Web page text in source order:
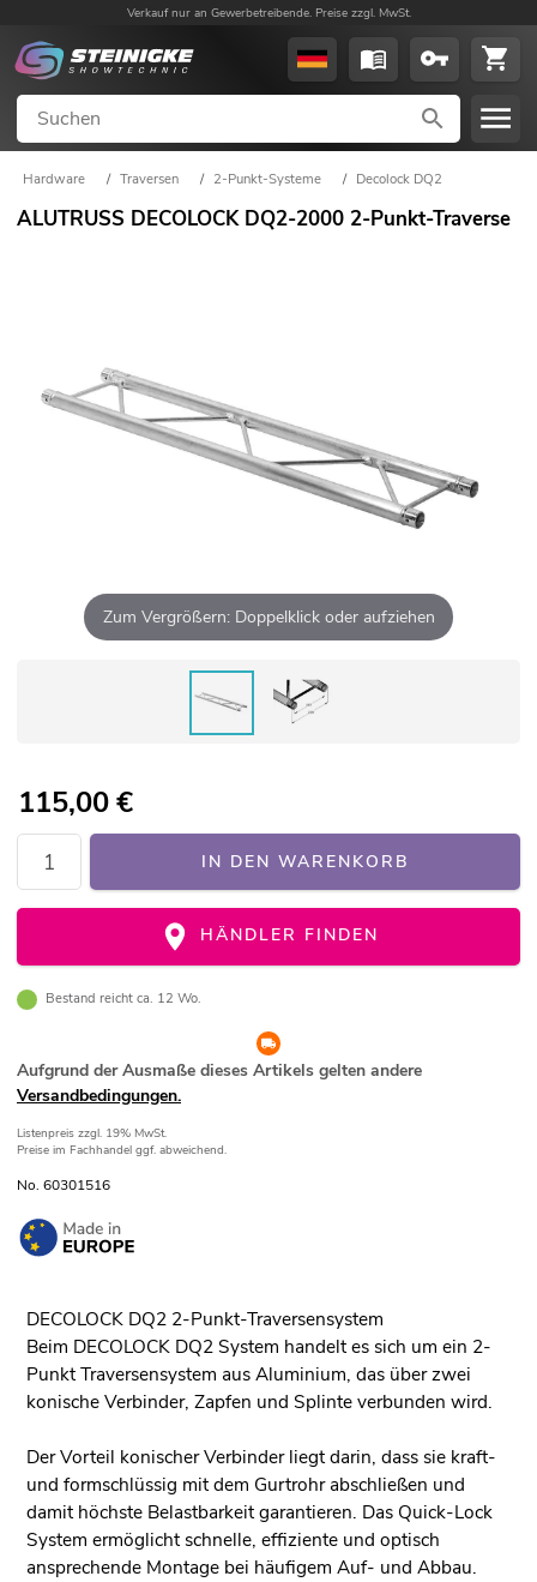
Verkauf nur an Gewerbetreibende. Preise zzgl. MwSt.
Hardware / Traversen / 2-Punkt-Systeme / Decolock DQ2
ALUTRUSS DECOLOCK DQ2-2000 2-Punkt-Traverse
Zum Vergrößern: Doppelklick oder aufziehen
115,00€
IN DEN WARENKORB
HÄNDLER FINDEN
Bestand reicht ca. 12 Wo.
Aufgrund der Ausmaße dieses Artikels gelten andere
Versandbedingungen.
Listenpreis zzgl. 19% MwSt.
Preise im Fachhandel ggf. abweichend.
No. 60301516
DECOLOCK DQ2 2-Punkt-Traversensystem
Beim DECOLOCK DQ2 System handelt es sich um ein 2-
Punkt Traversensystem aus Aluminium, das über zwei
konische Verbinder, Zapfen und Splinte verbunden wird.
Der Vorteil konischer Verbinder liegt darin, dass sie kraft-
und formschlüssig mit dem Gurtrohr abschließen und
damit höchste Belastbarkeit garantieren. Das Quick-Lock
System ermöglicht schnelle, effiziente und optisch
ansprechende Montage bei häufigem Auf- und Abbau.